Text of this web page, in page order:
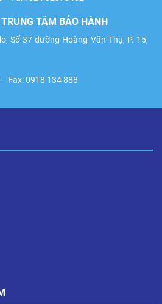
TÂM BẢO HÀNH
Số 37 đường Hoàng Văn Thụ, P. 15,
Fax: 0918 134 888